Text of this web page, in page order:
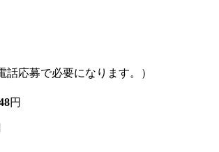
応募で必要になります。）
円